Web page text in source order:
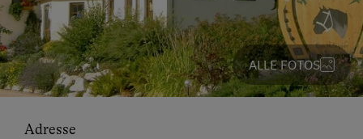
ALLE FOTOS
Adresse